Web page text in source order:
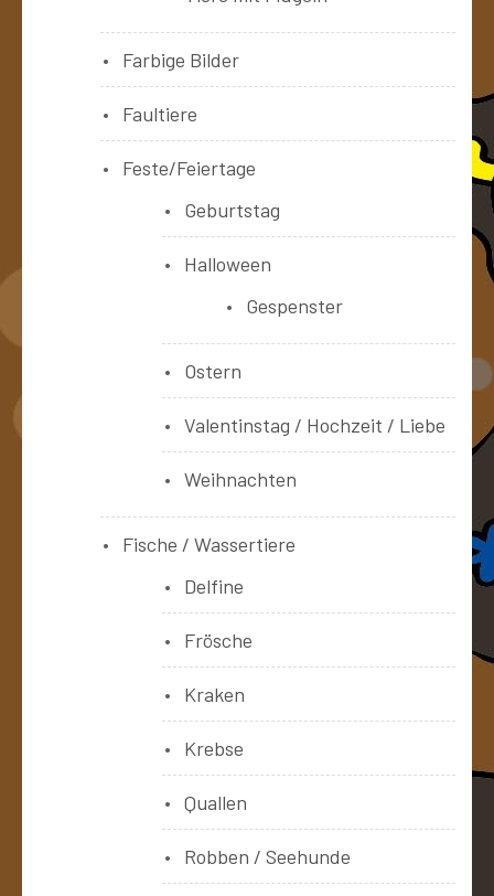
Farbige Bilder
Faultiere
Feste/Feiertage
Geburtstag
Halloween
Gespenster
Ostern
Valentinstag / Hochzeit / Liebe
Weihnachten
Fische / Wassertiere
Delfine
Frösche
Kraken
Krebse
Quallen
Robben / Seehunde